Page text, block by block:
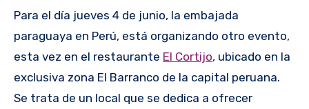
Para el día jueves 4 de junio, la embajada
paraguaya en Perú, está organizando otro evento,
esta vez en el restaurante El Cortijo, ubicado en la
exclusiva zona El Barranco de la capital peruana.
Se trata de un local que se dedica a ofrecer